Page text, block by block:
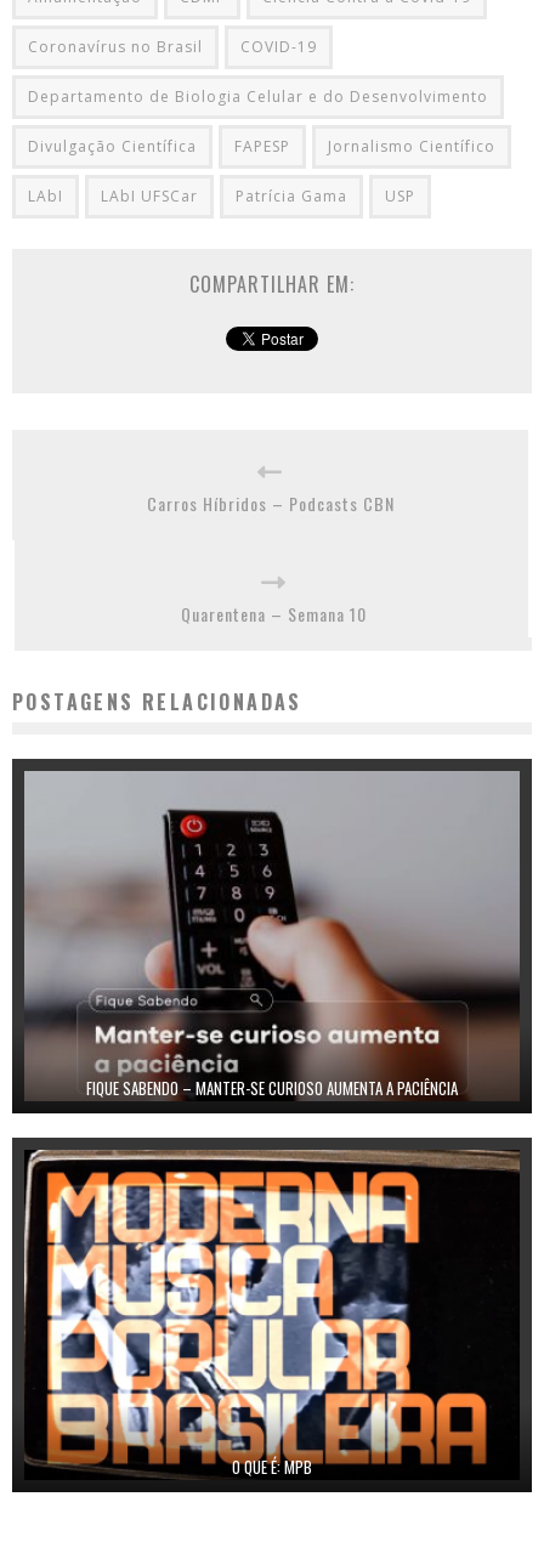
Coronavírus no Brasil COVID-19
Departamento de Biologia Celular e do Desenvolvimento
Divulgação Científica FAPESP Jornalismo Científico
LAbI LAbI UFSCar Patrícia Gama USP
COMPARTILHAR EM:
Carros Híbridos – Podcasts CBN
Quarentena – Semana 10
POSTAGENS RELACIONADAS
FIQUE SABENDO – MANTER-SE CURIOSO AUMENTA A PACIÊNCIA
O QUE É: MPB